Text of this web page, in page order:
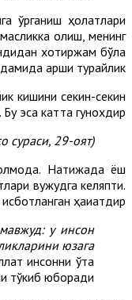
ўрганиш ҳолатлари
олиш, менинг
хотиржам бўла
қарши турайлик.
кишини секин-секин
эса катта гунохдир.
сураси, 29-оят).
Натижада ёш
вужудга келяпти.
ҳақиқатдир.
у инсон
юзага
инсонни ўта
тўкиб юборади.